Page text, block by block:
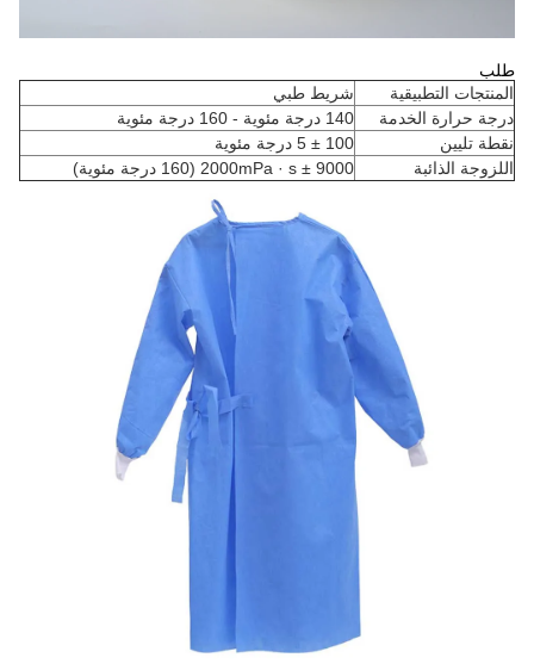
طلب
المنتجات التطبيقية
شريط طبي
درجة حرارة الخدمة
140 درجة مئوية - 160 درجة مئوية
نقطة تليين
100 ± 5 درجة مئوية
اللزوجة الذائبة
9000 ± 2000mPa · s (160 درجة مئوية)